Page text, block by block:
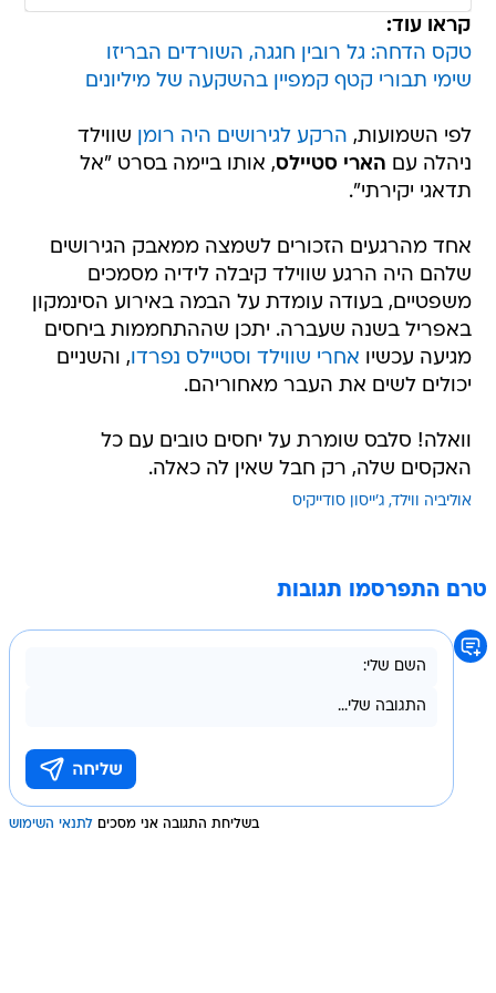
קראו עוד:
טקס הדחה: גל רובין חגגה, השורדים הבריזו
שימי תבורי קטף קמפיין בהשקעה של מיליונים
לפי השמועות, הרקע לגירושים היה רומן שווילד
ניהלה עם הארי סטיילס, אותו ביימה בסרט "אל
תדאגי יקירתי".
אחד מהרגעים הזכורים לשמצה ממאבק הגירושים
שלהם היה הרגע שווילד קיבלה לידיה מסמכים
משפטיים, בעודה עומדת על הבמה באירוע הסינמקון
באפריל בשנה שעברה. יתכן שההתחממות ביחסים
מגיעה עכשיו אחרי שווילד וסטיילס נפרדו, והשניים
יכולים לשים את העבר מאחוריהם.
וואלה! סלבס שומרת על יחסים טובים עם כל
האקסים שלה, רק חבל שאין לה כאלה.
אוליביה ווילד ג'ייסון סודייקיס
טרם התפרסמו תגובות
בשליחת התגובה אני מסכים לתנאי השימוש